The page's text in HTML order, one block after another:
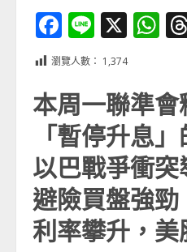
Facebook
Line
X
瀏覽人數： 1,374
本周一聯準會
「暫停升息
以巴戰爭衝
避險買盤強
利率攀升，